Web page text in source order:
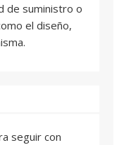
de suministro o
el diseño,
seguir con